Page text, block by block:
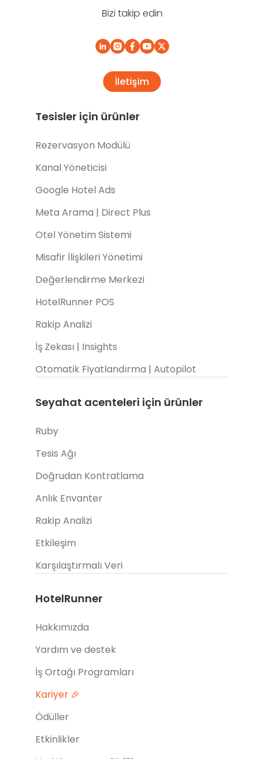
Bizi takip edin
İletişim
Tesisler için ürünler
Rezervasyon Modülü
Kanal Yöneticisi
Google Hotel Ads
Meta Arama | Direct Plus
Otel Yönetim Sistemi
Misafir İlişkileri Yönetimi
Değerlendirme Merkezi
HotelRunner POS
Rakip Analizi
İş Zekası | Insights
Otomatik Fiyatlandırma | Autopilot
Seyahat acenteleri için ürünler
Ruby
Tesis Ağı
Doğrudan Kontratlama
Anlık Envanter
Rakip Analizi
Etkileşim
Karşılaştırmalı Veri
HotelRunner
Hakkımızda
Yardım ve destek
İş Ortağı Programları
Kariyer 🎉
Ödüller
Etkinlikler